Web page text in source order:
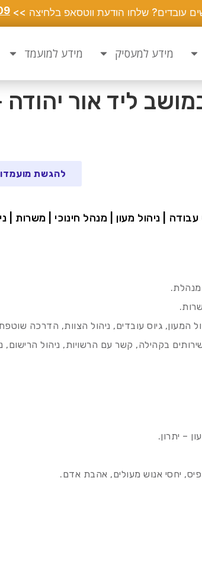
עובדים? שלחו הודעת ווטסאפ בלחיצה >>
מידע למעסיק מידע למועמד
ליד אור יהודה
להגשת
| ניהול מעון | מנהל חינוכי | משרות |
מנהלת.
המעון, גיוס עובדים, ניהול הצוות, הדרכה
בקהילה, קשר עם הרשויות, ניהול הרישום,
– יתרון.
יחסי אנוש מעולים, אהבת אדם.